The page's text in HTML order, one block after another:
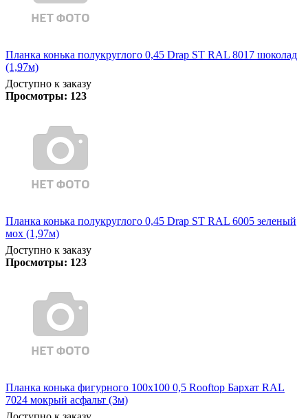
Планка конька полукруглого 0,45 Drap ST RAL 8017 шоколад
(1,97м)
Доступно к заказу
Просмотры: 123
Планка конька полукруглого 0,45 Drap ST RAL 6005 зеленый
мох (1,97м)
Доступно к заказу
Просмотры: 123
Планка конька фигурного 100x100 0,5 Rooftop Бархат RAL
7024 мокрый асфальт (3м)